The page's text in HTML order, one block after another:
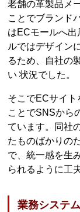
老舗の革製品メ
ことでブランド
はECモールへ
ルではデザイン
るため、自社の
い 状況でした。
そこでECサイ
ことでSNSから
ています。同社
たものばかりの
で、統一感を生
られるように工
業務システ